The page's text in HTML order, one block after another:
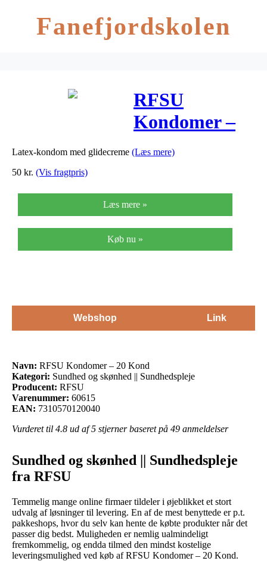
Fanefjordskolen
RFSU
Kondomer –
20 Kond
Latex-kondom med glidecreme (Læs mere)
50 kr. (Vis fragtpris)
Læs mere »
Køb nu »
Webshop Link
Navn: RFSU Kondomer – 20 Kond
Kategori: Sundhed og skønhed || Sundhedspleje
Producent: RFSU
Varenummer: 60615
EAN: 7310570120040
Vurderet til 4.8 ud af 5 stjerner baseret på 49 anmeldelser
Sundhed og skønhed || Sundhedspleje
fra RFSU
Temmelig mange online firmaer tildeler i øjeblikket et stort
udvalg af løsninger til levering. En af de mest benyttede er p.t.
pakkeshops, hvor du selv kan hente de købte produkter når det
passer dig bedst. Muligheden er nemlig ualmindeligt
fremkommelig, og endda tilmed den mindst kostelige
leveringsmulighed ved køb af RFSU Kondomer – 20 Kond.